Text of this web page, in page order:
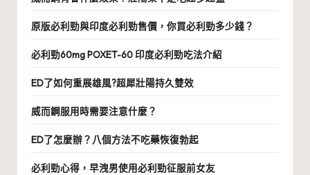
原版必利勁與印度必利勁售價，你買必利勁多少錢？
必利勁60mg POXET-60 印度必利勁吃法介紹
ED了如何重展雄風?超犀壯陽持久雙效
威而鋼服用時需要注意什麼？
ED了怎麼辦？八個方法不吃藥恢復勃起
必利勁心得，早洩男使用必利勁征服前女友